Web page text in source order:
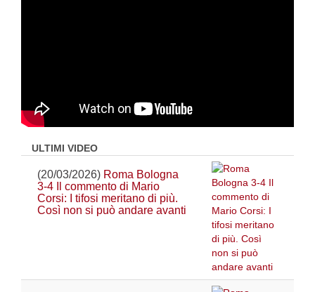
ULTIMI VIDEO
(20/03/2026) Roma Bologna
3-4 Il commento di Mario
Corsi: I tifosi meritano di più.
Così non si può andare avanti